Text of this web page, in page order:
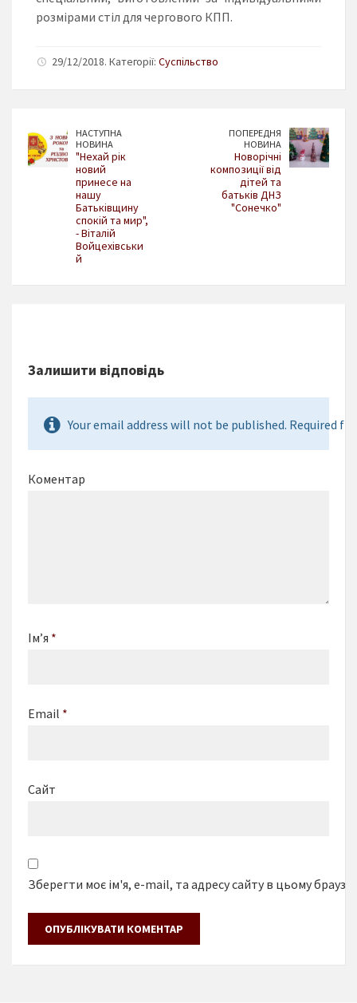
розмірами стіл для чергового КПП.
29/12/2018. Категорії: Суспільство
НАСТУПНА
НОВИНА
"Нехай рік
новий
принесе на
нашу
Батьківщину
спокій та мир",
- Віталій
Войцехівськи
й
ПОПЕРЕДНЯ
НОВИНА
Новорічні
композиції від
дітей та
батьків ДНЗ
"Сонечко"
Залишити відповідь
Your email address will not be published. Required
Коментар
Ім’я *
Email *
Сайт
Зберегти моє ім'я, e-mail, та адресу сайту в цьому